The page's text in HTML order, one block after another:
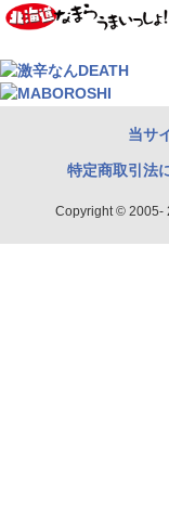
当サ
特定商取引法
Copyright © 2005-